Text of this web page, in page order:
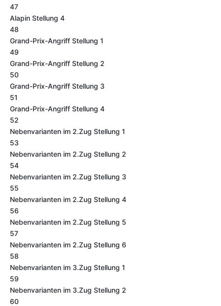
47
Alapin Stellung 4
48
Grand-Prix-Angriff Stellung 1
49
Grand-Prix-Angriff Stellung 2
50
Grand-Prix-Angriff Stellung 3
51
Grand-Prix-Angriff Stellung 4
52
Nebenvarianten im 2.Zug Stellung 1
53
Nebenvarianten im 2.Zug Stellung 2
54
Nebenvarianten im 2.Zug Stellung 3
55
Nebenvarianten im 2.Zug Stellung 4
56
Nebenvarianten im 2.Zug Stellung 5
57
Nebenvarianten im 2.Zug Stellung 6
58
Nebenvarianten im 3.Zug Stellung 1
59
Nebenvarianten im 3.Zug Stellung 2
60